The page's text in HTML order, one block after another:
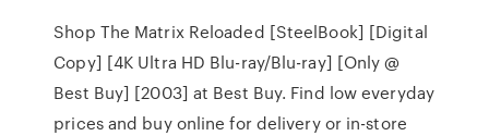
Shop The Matrix Reloaded [SteelBook] [Digital
Copy] [4K Ultra HD Blu-ray/Blu-ray] [Only @
Best Buy] [2003] at Best Buy. Find low everyday
prices and buy online for delivery or in-store